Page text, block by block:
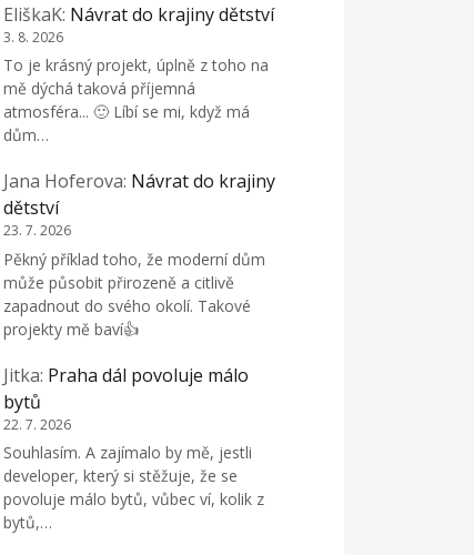
EliškaK: Návrat do krajiny dětství
3. 8. 2026
To je krásný projekt, úplně z toho na
mě dýchá taková příjemná
atmosféra... 🙂 Líbí se mi, když má
dům…
Jana Hoferova: Návrat do krajiny
dětství
23. 7. 2026
Pěkný příklad toho, že moderní dům
může působit přirozeně a citlivě
zapadnout do svého okolí. Takové
projekty mě baví👍
Jitka: Praha dál povoluje málo
bytů
22. 7. 2026
Souhlasím. A zajímalo by mě, jestli
developer, který si stěžuje, že se
povoluje málo bytů, vůbec ví, kolik z
bytů,…